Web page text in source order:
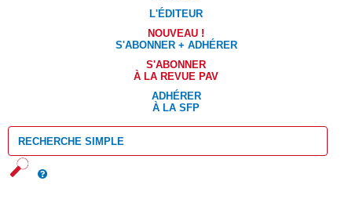
L'ÉDITEUR
NOUVEAU !
S'ABONNER + ADHÉRER
S'ABONNER
À LA REVUE PAV
ADHÉRER
À LA SFP